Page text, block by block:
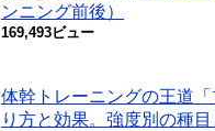
ンニング前後）
169,493ビュー
体幹トレーニングの王道
り方と効果。強度別の種